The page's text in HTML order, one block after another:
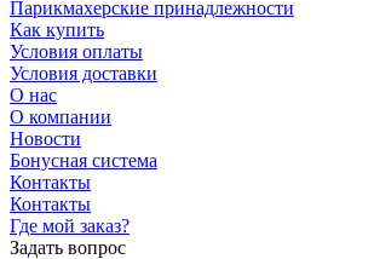
Парикмахерские принадлежности
Как купить
Условия оплаты
Условия доставки
О нас
О компании
Новости
Бонусная система
Контакты
Контакты
Где мой заказ?
Задать вопрос